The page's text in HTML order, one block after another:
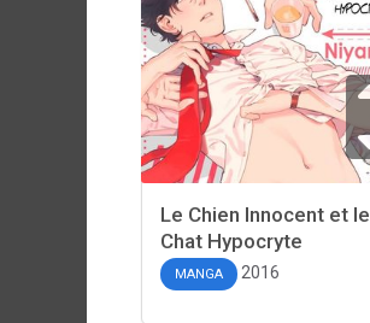
Le Chien Innocent et le
Chat Hypocryte
MANGA 2016